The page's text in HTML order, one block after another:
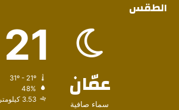
الطقس
عمّان
سماء صافية
21
48%
3.53 كيلومتر/ساعة